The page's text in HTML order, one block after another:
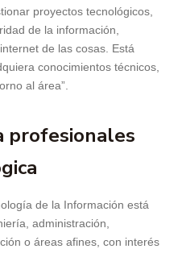
proyectos tecnológicos,
de la información,
de las cosas. Está
conocimientos técnicos,
al área”.
profesionales
de la Información está
administración,
o áreas afines, con interés